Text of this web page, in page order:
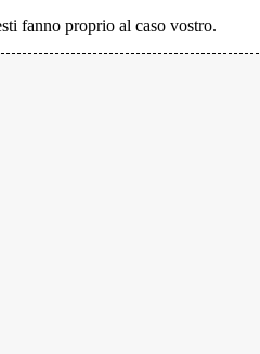
fanno proprio al caso vostro.